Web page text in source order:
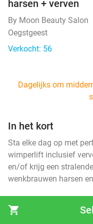
harsen + verven
By Moon Beauty Salon
Oegstgeest
Verkocht: 56
Dagelijks om
In het kort
Sta elke dag op met
wimperlift inclusief
en/of krijg een
wenkbrauwen harsen
Selecteer jouw
shopping_cart